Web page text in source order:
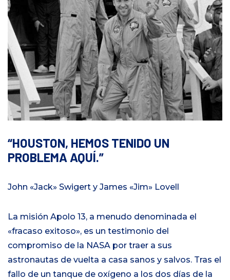
HOUSTON, HEMOS TENIDO UN
PROBLEMA AQUÍ.
John «Jack» Swigert y James «Jim» Lovell
La misión Apolo 13, a menudo denominada el
«fracaso exitoso», es un testimonio del
compromiso de la NASA por traer a sus
astronautas de vuelta a casa sanos y salvos. Tras el
fallo de un tanque de oxígeno a los dos días de la